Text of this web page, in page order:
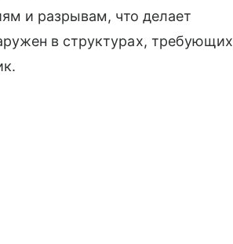
и разрывам, что делает
в структурах, требующих